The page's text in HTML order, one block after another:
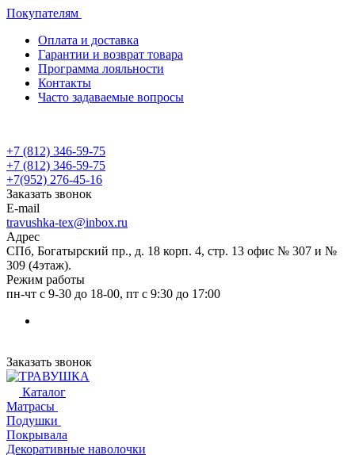
Покупателям
Оплата и доставка
Гарантии и возврат товара
Программа лояльности
Контакты
Часто задаваемые вопросы
+7 (812) 346-59-75
+7 (812) 346-59-75
+7(952) 276-45-16
Заказать звонок
E-mail
travushka-tex@inbox.ru
Адрес
СПб, Богатырский пр., д. 18 корп. 4, стр. 13 офис № 307 и №
309 (4этаж).
Режим работы
пн-чт с 9-30 до 18-00, пт с 9:30 до 17:00
Заказать звонок
Каталог
Матрасы
Подушки
Покрывала
Декоративные наволочки